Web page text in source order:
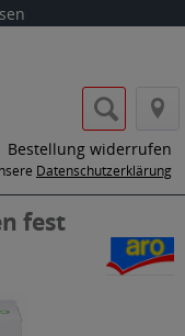
Bestellung widerrufen
Datenschutzerklärung
fest